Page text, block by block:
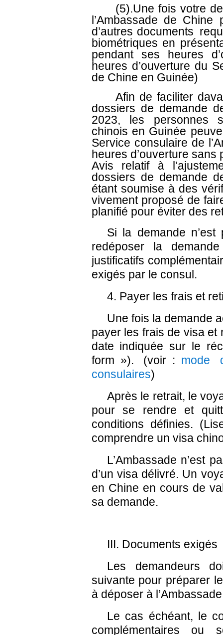
(5).Une fois votre
l’Ambassade de
d’autres documents
biométriques en
pendant ses heures
heures d’ouverture du
de Chine en Guinée)
Afin de faciliter
dossiers de demande
2023, les personnes
chinois en Guinée
Service consulaire de
heures d’ouverture
Avis relatif à
dossiers de demande
étant soumise à des
vivement proposé de
planifié pour éviter des
Si la demande
redéposer la
justificatifs
exigés par le consul.
4. Payer les frais et
Une fois la demande
payer les frais de visa et
date indiquée sur le
form »). (voir : mode
consulaires)
Après le retrait, le
pour se rendre et
conditions définies.
comprendre un visa
L’Ambassade n’est
d’un visa délivré. Un
en Chine en cours de
sa demande.
III. Documents exigés
Les demandeurs
suivante pour préparer
à déposer à
Le cas échéant, le
complémentaires ou